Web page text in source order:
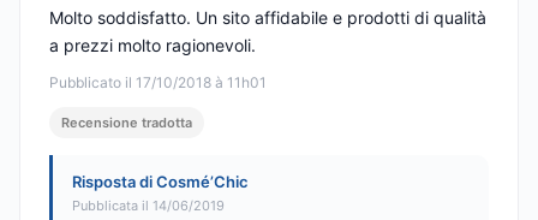
Pubblicato il 17/10/2018 à 11h01
Molto soddisfatto. Un sito affidabile e prodotti di qualità
a prezzi molto ragionevoli.
Recensione tradotta
Risposta di Cosmé’Chic
Pubblicata il 14/06/2019